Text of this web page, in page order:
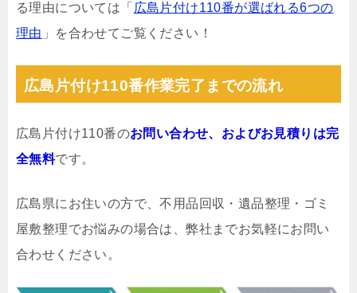
る理由については「 広島片付け110番が選ばれる6つの
理由 」を合わせてご覧ください！
広島片付け110番作業完了までの流れ
広島片付け110番のお問い合わせ、およびお見積りは完
全無料です。
広島県にお住いの方で、不用品回収・遺品整理・ゴミ
屋敷整理でお悩みの場合は、弊社までお気軽にお問い
合わせください。